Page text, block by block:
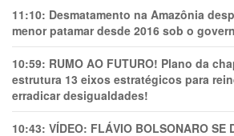
11:10: Desmatamento na Amazônia
menor patamar desde 2016 sob o
10:59: RUMO AO FUTURO! Plano da
estrutura 13 eixos estratégicos para
erradicar desigualdades!
10:43: VÍDEO: FLÁVIO BOLSONARO SE